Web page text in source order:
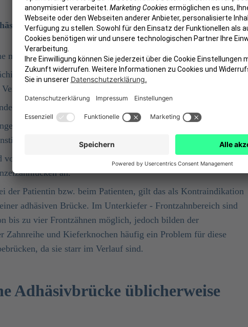
ist nur unter diesen Voraussetzungen möglich:
müssen kariesfreisein.
Füllungen stellen großflächigeFüllungeneine
mit Adhäsivbrücken dar.
wie Knirschen oder Pressen sind bei der Versorgung mit
weil sich der geklebte Zahnersatz schneller lösen.
Seitenzahnbereich des Oberkiefers bieten sich
an.
der Patientin bzw. beim Patienten, gilt das als Kontraindikation
adhäsiven Brücke. Im Unterkiefer - Frontzahnbereich sind
bis zu vier Frontzähnen möglich, jedoch bilden der
Zahnreihe und Kieferknochen häufig ein Problem für diese
da sie starr im Verlauf sind.
Adhäsivbrücke üblicherweise